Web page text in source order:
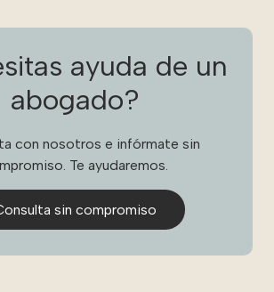
ayuda de un
abogado?
con nosotros e infórmate sin
Te ayudaremos.
sin compromiso